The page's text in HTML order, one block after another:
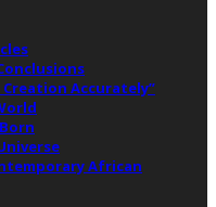
Accurately”
African